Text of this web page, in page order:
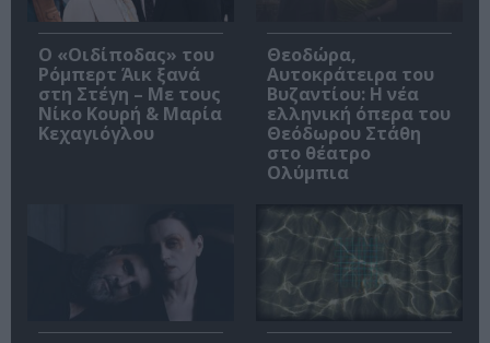
O «Οιδίποδας» του
Ρόμπερτ Άικ ξανά
στη Στέγη – Με τους
Νίκο Κουρή & Μαρία
Κεχαγιόγλου
Θεοδώρα,
Αυτοκράτειρα του
Βυζαντίου: Η νέα
ελληνική όπερα του
Θεόδωρου Στάθη
στο θέατρο
Ολύμπια